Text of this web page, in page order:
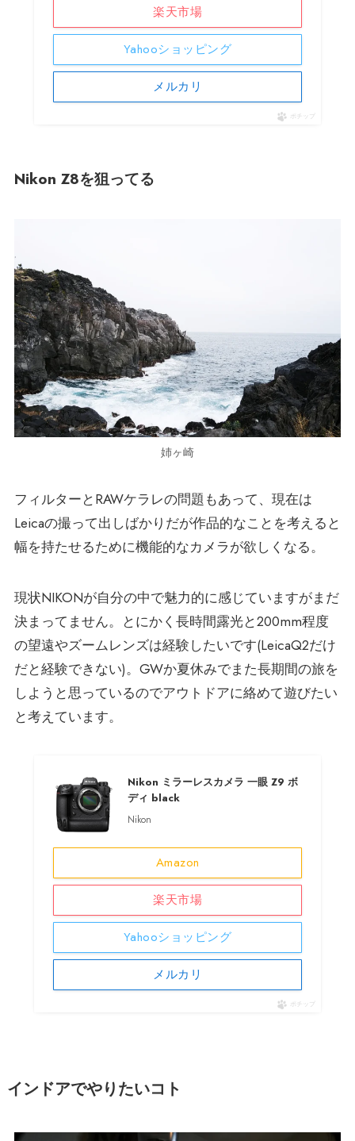
楽天市場
Yahooショッピング
メルカリ
ポチップ
Nikon Z8を狙ってる
姉ヶ崎
フィルターとRAWケラレの問題もあって、現在は
Leicaの撮って出しばかりだが作品的なことを考えると
幅を持たせるために機能的なカメラが欲しくなる。
現状NIKONが自分の中で魅力的に感じていますがまだ
決まってません。とにかく長時間露光と200mm程度
の望遠やズームレンズは経験したいです(LeicaQ2だけ
だと経験できない)。GWか夏休みでまた長期間の旅を
しようと思っているのでアウトドアに絡めて遊びたい
と考えています。
Nikon ミラーレスカメラ 一眼 Z9 ボ
ディ black
Nikon
Amazon
楽天市場
Yahooショッピング
メルカリ
ポチップ
インドアでやりたいコト